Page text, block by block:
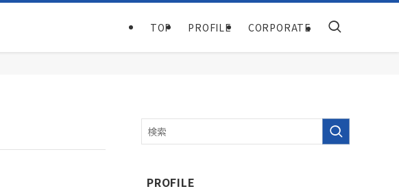
TOP PROFILE CORPORATE
PROFILE